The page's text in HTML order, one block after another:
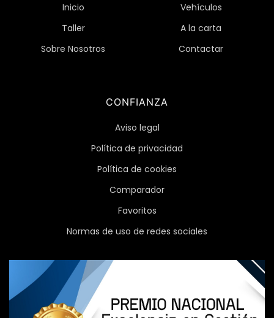
Inicio
Vehículos
Taller
A la carta
Sobre Nosotros
Contactar
CONFIANZA
Aviso legal
Política de privacidad
Política de cookies
Comparador
Favoritos
Normas de uso de redes sociales